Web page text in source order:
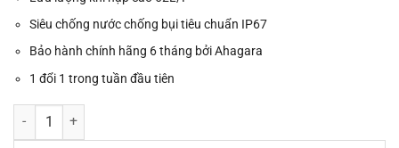
Siêu chống nước chống bụi tiêu chuẩn IP67
Bảo hành chính hãng 6 tháng bởi Ahagara
1 đổi 1 trong tuần đầu tiên
Combo máy nén khí SQ495 và bình nhôm 20Lit số lượng